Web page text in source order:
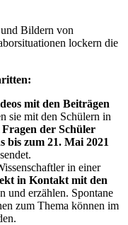
Bildern von
lockern die
mit den Beiträgen
sie mit den Schülern in
Fragen der Schüler
bis zum 21. Mai 2021
in einer
in Kontakt mit den
und erzählen. Spontane
zum Thema können im